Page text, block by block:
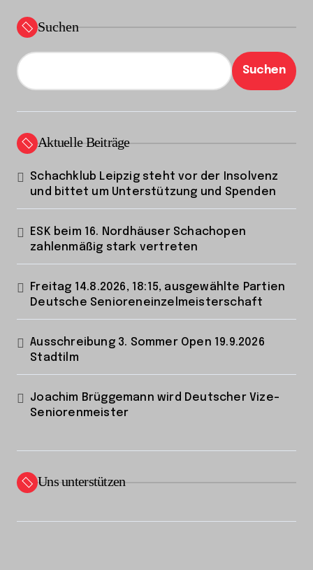
Suchen
Suchen
Aktuelle Beiträge
Schachklub Leipzig steht vor der Insolvenz
und bittet um Unterstützung und Spenden
ESK beim 16. Nordhäuser Schachopen
zahlenmäßig stark vertreten
Freitag 14.8.2026, 18:15, ausgewählte Partien
Deutsche Senioreneinzelmeisterschaft
Ausschreibung 3. Sommer Open 19.9.2026
Stadtilm
Joachim Brüggemann wird Deutscher Vize-
Seniorenmeister
Uns unterstützen